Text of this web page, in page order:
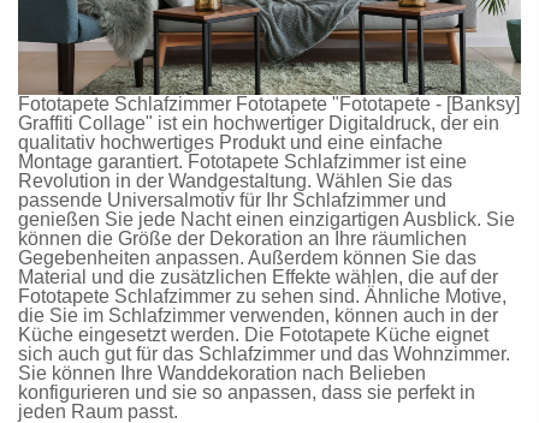
Fototapete Schlafzimmer Fototapete "Fototapete - [Banksy]
Graffiti Collage" ist ein hochwertiger Digitaldruck, der ein
qualitativ hochwertiges Produkt und eine einfache
Montage garantiert. Fototapete Schlafzimmer ist eine
Revolution in der Wandgestaltung. Wählen Sie das
passende Universalmotiv für Ihr Schlafzimmer und
genießen Sie jede Nacht einen einzigartigen Ausblick. Sie
können die Größe der Dekoration an Ihre räumlichen
Gegebenheiten anpassen. Außerdem können Sie das
Material und die zusätzlichen Effekte wählen, die auf der
Fototapete Schlafzimmer zu sehen sind. Ähnliche Motive,
die Sie im Schlafzimmer verwenden, können auch in der
Küche eingesetzt werden. Die Fototapete Küche eignet
sich auch gut für das Schlafzimmer und das Wohnzimmer.
Sie können Ihre Wanddekoration nach Belieben
konfigurieren und sie so anpassen, dass sie perfekt in
jeden Raum passt.